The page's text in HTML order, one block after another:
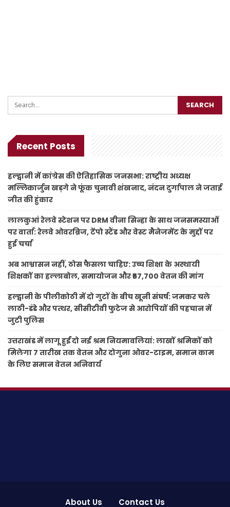
Recent Posts
हल्द्वानी में कांग्रेस की ऐतिहासिक जनसभा: राष्ट्रीय अध्यक्ष
मल्लिकार्जुन खड़गे ने फूंक चुनावी शंखनाद, नंदन दुर्गापाल ने जताई
जीत की हुंकार
लालकुआं रेलवे स्टेशन पर DRM वीना सिन्हा के साथ जनसमस्याओं
पर वार्ता: रेलवे ओवरब्रिज, टेंपो स्टैंड और वेस्ट मैनेजमेंट के मुद्दों पर
हुई चर्चा
अब आश्वासन नहीं, ठोस फैसला चाहिए: उच्च शिक्षा के अस्थायी
शिक्षकों का हल्लाबोल, समायोजन और ₹57,700 वेतन की मांग
हल्द्वानी के पीलीकोठी में दो गुटों के बीच खूनी संघर्ष: जमकर चले
लाठी-डंडे और पत्थर, सीसीटीवी फुटेज से आरोपियों की पहचान में
जुटी पुलिस
उत्तराखंड में लागू हुईं दो नई श्रम नियमावलियां: लाखों श्रमिकों को
मिलेगा 7 तारीख तक वेतन और दोगुना ओवर-टाइम, समान काम
के लिए समान वेतन अनिवार्य
About Us Contact Us